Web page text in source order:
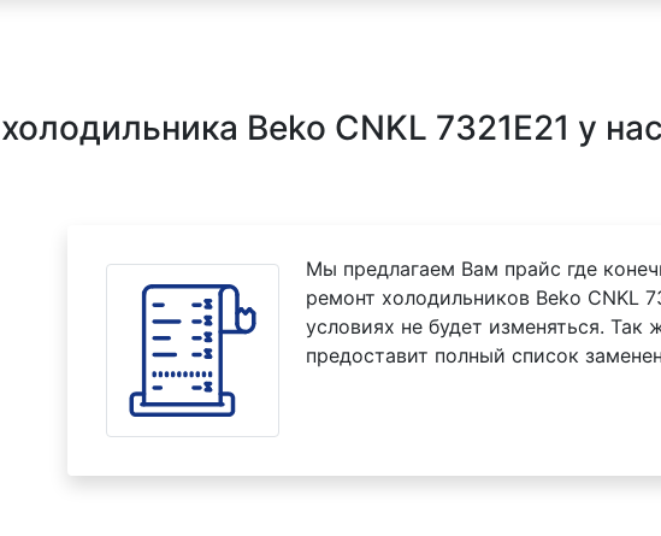
Beko CNKL 7321E21 у нас
Мы предлагаем Вам прайс где
ремонт холодильников Beko CNKL
условиях не будет изменяться. Так
предоставит полный список